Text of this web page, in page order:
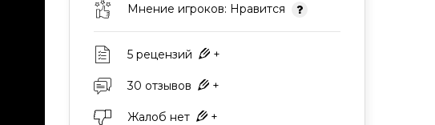
Мнение игроков: Нравится
5 рецензий +
30 отзывов +
Жалоб нет +